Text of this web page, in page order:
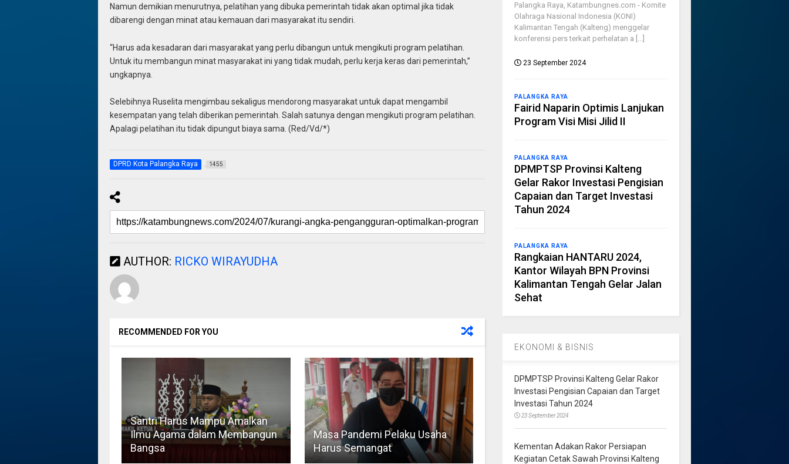
Namun demikian menurutnya, pelatihan yang dibuka pemerintah tidak akan optimal jika tidak
dibarengi dengan minat atau kemauan dari masyarakat itu sendiri.
“Harus ada kesadaran dari masyarakat yang perlu dibangun untuk mengikuti program pelatihan.
Untuk itu membangun minat masyarakat ini yang tidak mudah, perlu kerja keras dari pemerintah,”
ungkapnya.
Selebihnya Ruselita mengimbau sekaligus mendorong masyarakat untuk dapat mengambil
kesempatan yang telah diberikan pemerintah. Salah satunya dengan mengikuti program pelatihan.
Apalagi pelatihan itu tidak dipungut biaya sama. (Red/Vd/*)
DPRD Kota Palangka Raya 1455
AUTHOR: RICKO WIRAYUDHA
RECOMMENDED FOR YOU
Santri Harus Mampu Amalkan
Ilmu Agama dalam Membangun
Bangsa
Masa Pandemi Pelaku Usaha
Harus Semangat
Palangka Raya, Katambungnes.com - Komite
Olahraga Nasional Indonesia (KONI)
Kalimantan Tengah (Kalteng) menggelar
konferensi pers terkait perhelatan a [...]
23 September 2024
PALANGKA RAYA
Fairid Naparin Optimis Lanjukan
Program Visi Misi Jilid II
PALANGKA RAYA
DPMPTSP Provinsi Kalteng
Gelar Rakor Investasi Pengisian
Capaian dan Target Investasi
Tahun 2024
PALANGKA RAYA
Rangkaian HANTARU 2024,
Kantor Wilayah BPN Provinsi
Kalimantan Tengah Gelar Jalan
Sehat
EKONOMI & BISNIS
DPMPTSP Provinsi Kalteng Gelar Rakor
Investasi Pengisian Capaian dan Target
Investasi Tahun 2024
23 September 2024
Kementan Adakan Rakor Persiapan
Kegiatan Cetak Sawah Provinsi Kalteng